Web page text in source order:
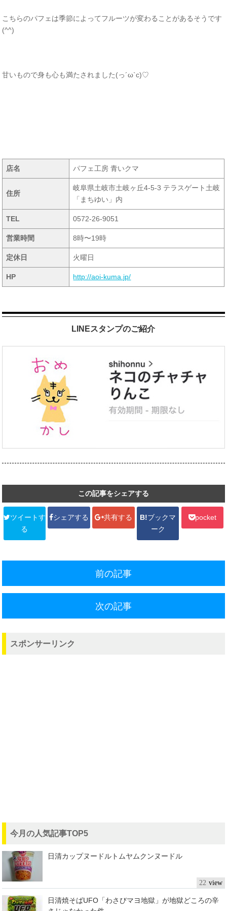
こちらのパフェは季節によってフルーツが変わることがあるそうです
(^^)
甘いもので身も心も満たされました(っ´ω`c)♡
店名 パフェ工房 青いクマ
住所
岐阜県土岐市土岐ヶ丘4-5-3 テラスゲート土岐
「まちゆい」内
TEL 0572-26-9051
営業時間 8時〜19時
定休日 火曜日
HP http://aoi-kuma.jp/
LINEスタンプのご紹介
この記事をシェアする
ツイートす
る
シェアする 共有する B!ブックマ
ーク
pocket
前の記事
次の記事
スポンサーリンク
今月の人気記事TOP5
日清カップヌードルトムヤムクンヌードル
22
日清焼そばUFO「わさびマヨ地獄」が地獄どころの辛